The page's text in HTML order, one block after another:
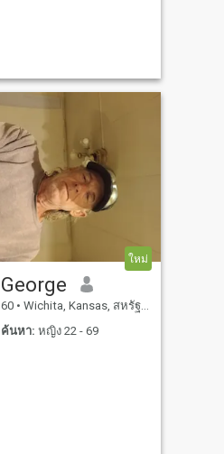
ใหม่
George
60 • Wichita, Kansas, สหรัฐอเมริกา
ค้นหา: หญิง 22 - 69